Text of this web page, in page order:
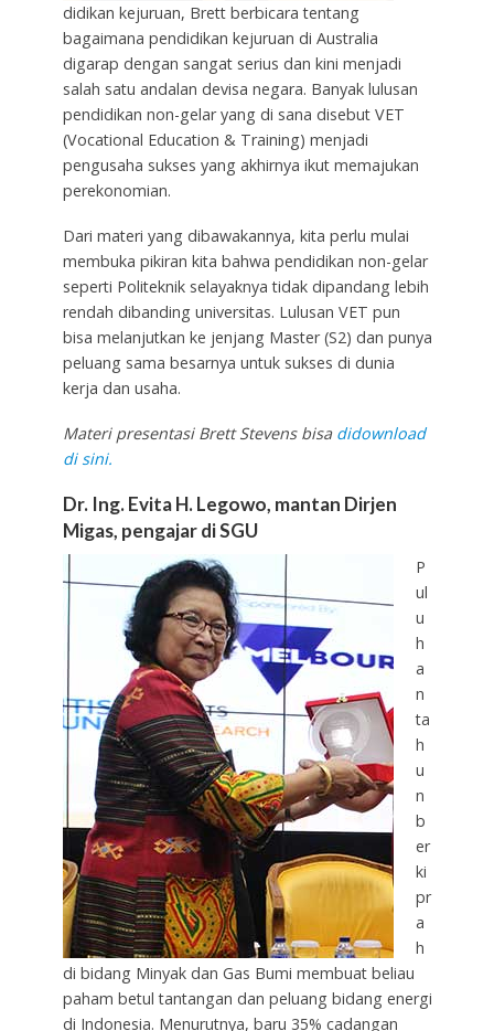
didikan kejuruan, Brett berbicara tentang
bagaimana pendidikan kejuruan di Australia
digarap dengan sangat serius dan kini menjadi
salah satu andalan devisa negara. Banyak lulusan
pendidikan non-gelar yang di sana disebut VET
(Vocational Education & Training) menjadi
pengusaha sukses yang akhirnya ikut memajukan
perekonomian.
Dari materi yang dibawakannya, kita perlu mulai
membuka pikiran kita bahwa pendidikan non-gelar
seperti Politeknik selayaknya tidak dipandang lebih
rendah dibanding universitas. Lulusan VET pun
bisa melanjutkan ke jenjang Master (S2) dan punya
peluang sama besarnya untuk sukses di dunia
kerja dan usaha.
Materi presentasi Brett Stevens bisa didownload
di sini.
Dr. Ing. Evita H. Legowo, mantan Dirjen
Migas, pengajar di SGU
P
ul
u
h
a
n
ta
h
u
n
b
er
ki
pr
a
h
di bidang Minyak dan Gas Bumi membuat beliau
paham betul tantangan dan peluang bidang energi
di Indonesia. Menurutnya, baru 35% cadangan